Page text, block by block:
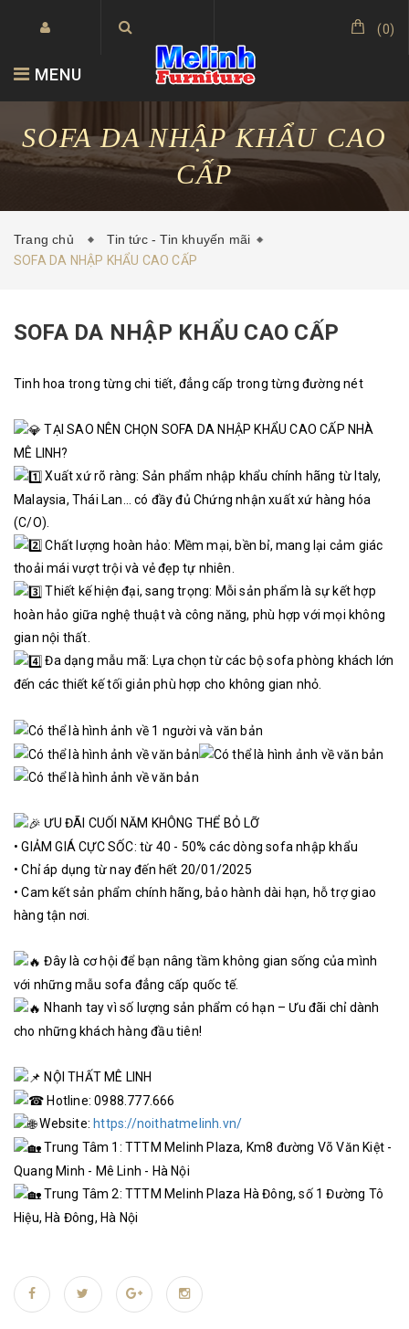
(0)
MENU
SOFA DA NHẬP KHẨU CAO
CẤP
Trang chủ
Tin tức - Tin khuyến mãi
SOFA DA NHẬP KHẨU CAO CẤP
SOFA DA NHẬP KHẨU CAO CẤP
Tinh hoa trong từng chi tiết, đẳng cấp trong từng đường nét
TẠI SAO NÊN CHỌN SOFA DA NHẬP KHẨU CAO CẤP NHÀ
MÊ LINH?
Xuất xứ rõ ràng: Sản phẩm nhập khẩu chính hãng từ Italy,
Malaysia, Thái Lan… có đầy đủ Chứng nhận xuất xứ hàng hóa
(C/O).
Chất lượng hoàn hảo: Mềm mại, bền bỉ, mang lại cảm giác
thoải mái vượt trội và vẻ đẹp tự nhiên.
Thiết kế hiện đại, sang trọng: Mỗi sản phẩm là sự kết hợp
hoàn hảo giữa nghệ thuật và công năng, phù hợp với mọi không
gian nội thất.
Đa dạng mẫu mã: Lựa chọn từ các bộ sofa phòng khách lớn
đến các thiết kế tối giản phù hợp cho không gian nhỏ.
ƯU ĐÃI CUỐI NĂM KHÔNG THỂ BỎ LỠ
• GIẢM GIÁ CỰC SỐC: từ 40 - 50% các dòng sofa nhập khẩu
• Chỉ áp dụng từ nay đến hết 20/01/2025
• Cam kết sản phẩm chính hãng, bảo hành dài hạn, hỗ trợ giao
hàng tận nơi.
Đây là cơ hội để bạn nâng tầm không gian sống của mình
với những mẫu sofa đẳng cấp quốc tế.
Nhanh tay vì số lượng sản phẩm có hạn – Ưu đãi chỉ dành
cho những khách hàng đầu tiên!
NỘI THẤT MÊ LINH
Hotline: 0988.777.666
Website: https://noithatmelinh.vn/
Trung Tâm 1: TTTM Melinh Plaza, Km8 đường Võ Văn Kiệt -
Quang Minh - Mê Linh - Hà Nội
Trung Tâm 2: TTTM Melinh Plaza Hà Đông, số 1 Đường Tô
Hiệu, Hà Đông, Hà Nội